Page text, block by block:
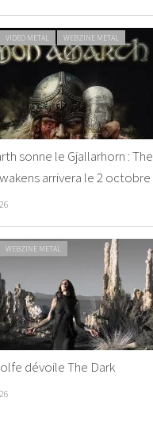
VIDEO METAL WEBZINE METAL
sonne le Gjallarhorn : The
arrivera le 2 octobre
WEBZINE METAL
dévoile The Dark